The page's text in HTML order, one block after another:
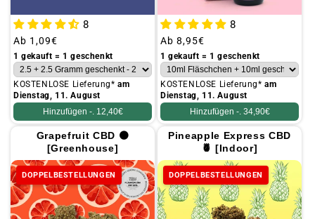
8
Üblicher
Preis
Ab 1,09€
1 gekauft = 1 geschenkt
KOSTENLOSE Lieferung*am
Dienstag, 11. August
Hinzufügen -. 12,40€
8
Üblicher
Preis
Ab 8,95€
1 gekauft = 1 geschenkt
KOSTENLOSE Lieferung*am
Dienstag, 11. August
Hinzufügen -. 34,90€
Grapefruit CBD 🟠
[Greenhouse]
DOPPELBESTELLUNGEN
Pineapple Express CBD
🍍 [Indoor]
DOPPELBESTELLUNGEN